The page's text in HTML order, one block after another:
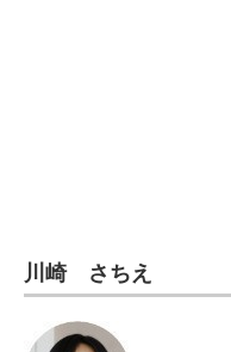
ちょっと気になるネット
川崎 さちえ